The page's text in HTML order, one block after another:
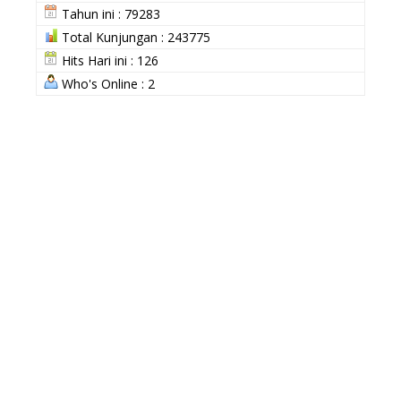
Tahun ini : 79283
Total Kunjungan : 243775
Hits Hari ini : 126
Who's Online : 2